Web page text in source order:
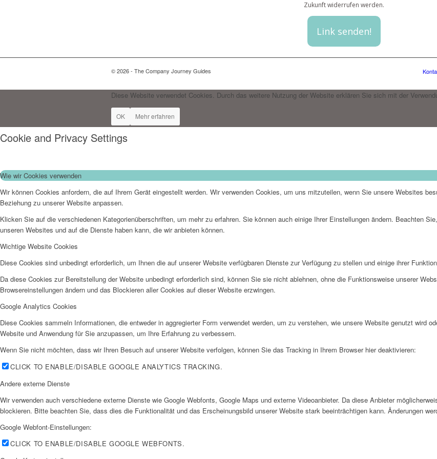
Zukunft widerrufen werden.
© 2026 - The Company Journey Guides
Diese Website verwendet Cookies. Durch das weitere Nutzung der Website erklären Sie sich mit der
OK Mehr erfahren
Cookie and Privacy Settings
Wie wir Cookies verwenden
Wir können Cookies anfordern, die auf Ihrem Gerät eingestellt werden. Wir verwenden Cookies, um uns mitzuteilen, wenn Sie unsere Websites
Beziehung zu unserer Website anpassen.
Klicken Sie auf die verschiedenen Kategorienüberschriften, um mehr zu erfahren. Sie können auch einige Ihrer Einstellungen ändern. Beachten
unseren Websites und auf die Dienste haben kann, die wir anbieten können.
Wichtige Website Cookies
Diese Cookies sind unbedingt erforderlich, um Ihnen die auf unserer Website verfügbaren Dienste zur Verfügung zu stellen und einige ihrer
Da diese Cookies zur Bereitstellung der Website unbedingt erforderlich sind, können Sie sie nicht ablehnen, ohne die Funktionsweise unserer
Browsereinstellungen ändern und das Blockieren aller Cookies auf dieser Website erzwingen.
Google Analytics Cookies
Diese Cookies sammeln Informationen, die entweder in aggregierter Form verwendet werden, um zu verstehen, wie unsere Website genutzt wird
Website und Anwendung für Sie anzupassen, um Ihre Erfahrung zu verbessern.
Wenn Sie nicht möchten, dass wir Ihren Besuch auf unserer Website verfolgen, können Sie das Tracking in Ihrem Browser hier deaktivieren:
CLICK TO ENABLE/DISABLE GOOGLE ANALYTICS TRACKING.
Andere externe Dienste
Wir verwenden auch verschiedene externe Dienste wie Google Webfonts, Google Maps und externe Videoanbieter. Da diese Anbieter
blockieren. Bitte beachten Sie, dass dies die Funktionalität und das Erscheinungsbild unserer Website stark beeinträchtigen kann. Änderungen
Google Webfont-Einstellungen:
CLICK TO ENABLE/DISABLE GOOGLE WEBFONTS.